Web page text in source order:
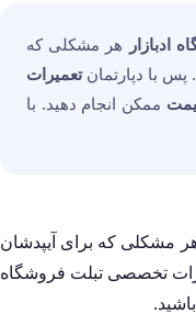
ادبازار هر مشکلی که
پس با دپارتمانتعمیرات
ممکن انجام دهید. با
هر مشکلی که برای آیپدشان
تخصصی تبلت فروشگاه